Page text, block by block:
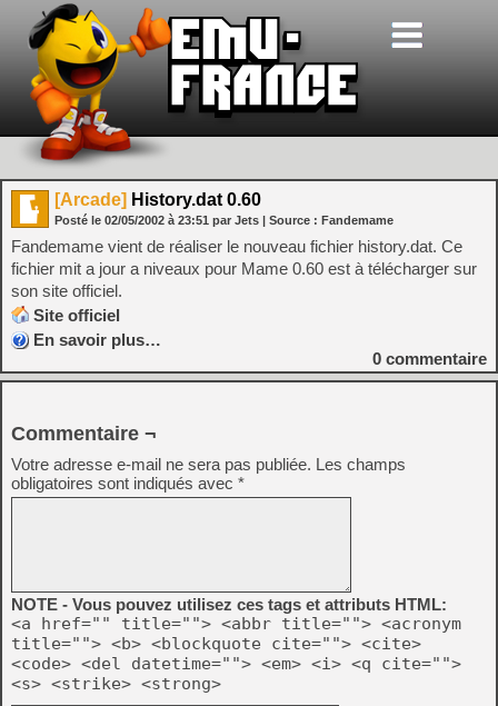
[Arcade] History.dat 0.60
Posté le 02/05/2002 à 23:51 par Jets | Source : Fandemame
Fandemame vient de réaliser le nouveau fichier history.dat. Ce
fichier mit a jour a niveaux pour Mame 0.60 est à télécharger sur
son site officiel.
Site officiel
En savoir plus…
0 commentaire
Commentaire ¬
Votre adresse e-mail ne sera pas publiée. Les champs
obligatoires sont indiqués avec *
NOTE - Vous pouvez utilisez ces tags et attributs HTML:
<a href="" title=""> <abbr title=""> <acronym
title=""> <b> <blockquote cite=""> <cite>
<code> <del datetime=""> <em> <i> <q cite="">
<s> <strike> <strong>